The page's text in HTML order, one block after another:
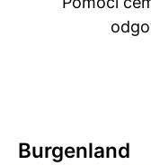
Burgenland